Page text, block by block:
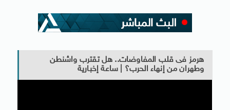
هرمز فى قلب المفاوضات.. هل تقترب واشنطن
وطهران من إنهاء الحرب؟ | ساعة إخبارية